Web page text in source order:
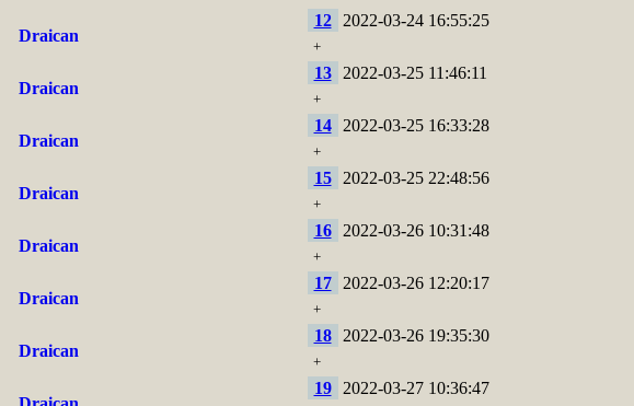
Draican
12 2022-03-24 16:55:25
+
Draican
13 2022-03-25 11:46:11
+
Draican
14 2022-03-25 16:33:28
+
Draican
15 2022-03-25 22:48:56
+
Draican
16 2022-03-26 10:31:48
+
Draican
17 2022-03-26 12:20:17
+
Draican
18 2022-03-26 19:35:30
+
19 2022-03-27 10:36:47